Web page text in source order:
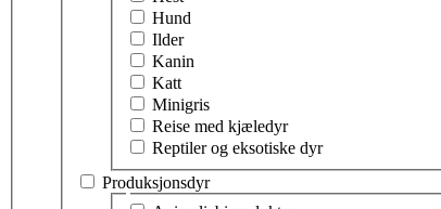
Hund
Ilder
Kanin
Katt
Minigris
Reise med kjæledyr
Reptiler og eksotiske dyr
Produksjonsdyr
Velg tema innen produksjonsdyr